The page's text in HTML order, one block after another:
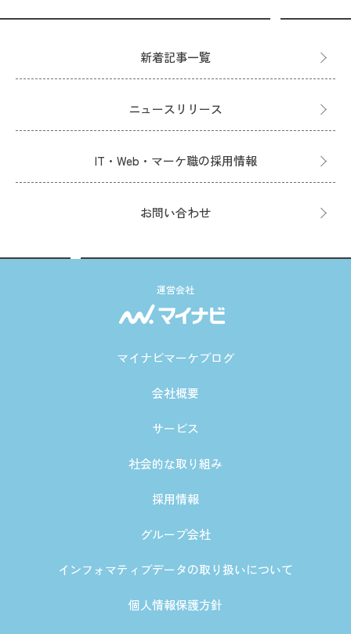
新着記事一覧
ニュースリリース
IT・Web・マーケ職の採用情報
お問い合わせ
運営会社
マイナビマーケブログ
会社概要
サービス
社会的な取り組み
採用情報
グループ会社
インフォマティブデータの取り扱いについて
個人情報保護方針